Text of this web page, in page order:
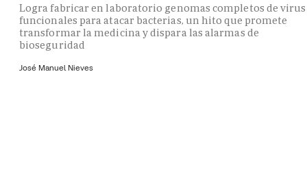
Logra fabricar en laboratorio genomas completos de virus
funcionales para atacar bacterias, un hito que promete
transformar la medicina y dispara las alarmas de
bioseguridad
José Manuel Nieves